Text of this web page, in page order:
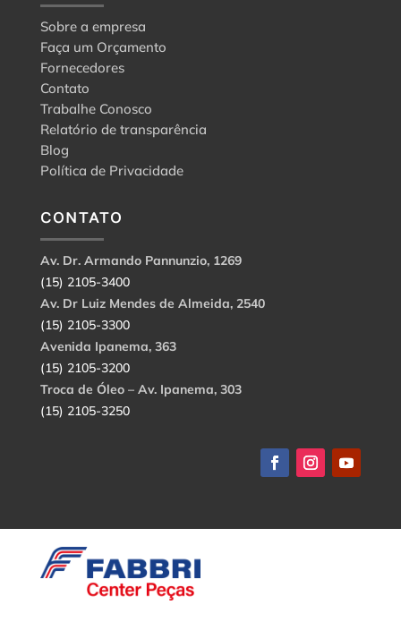
Sobre a empresa
Faça um Orçamento
Fornecedores
Contato
Trabalhe Conosco
Relatório de transparência
Blog
Política de Privacidade
CONTATO
Av. Dr. Armando Pannunzio, 1269
(15) 2105-3400
Av. Dr Luiz Mendes de Almeida, 2540
(15) 2105-3300
Avenida Ipanema, 363
(15) 2105-3200
Troca de Óleo – Av. Ipanema, 303
(15) 2105-3250